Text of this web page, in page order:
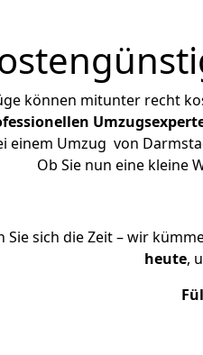
können mitunter recht
einem Umzug von
Ob Sie nun eine kleine
Sie sich die Zeit – wir
heute,